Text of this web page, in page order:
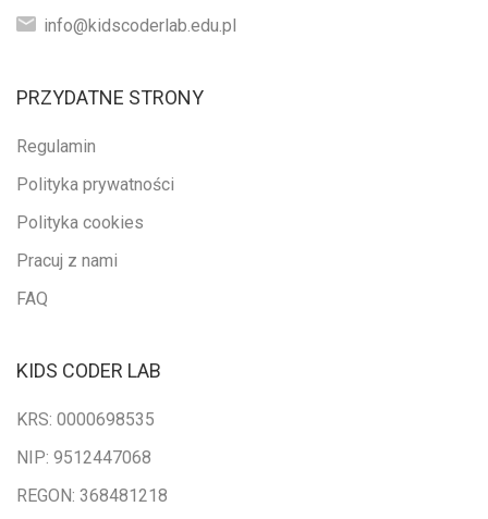
info@kidscoderlab.edu.pl
PRZYDATNE STRONY
Regulamin
Polityka prywatności
Polityka cookies
Pracuj z nami
FAQ
KIDS CODER LAB
KRS: 0000698535
NIP: 9512447068
REGON: 368481218